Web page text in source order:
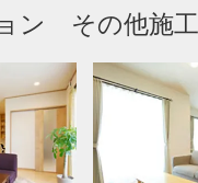
ン その他施